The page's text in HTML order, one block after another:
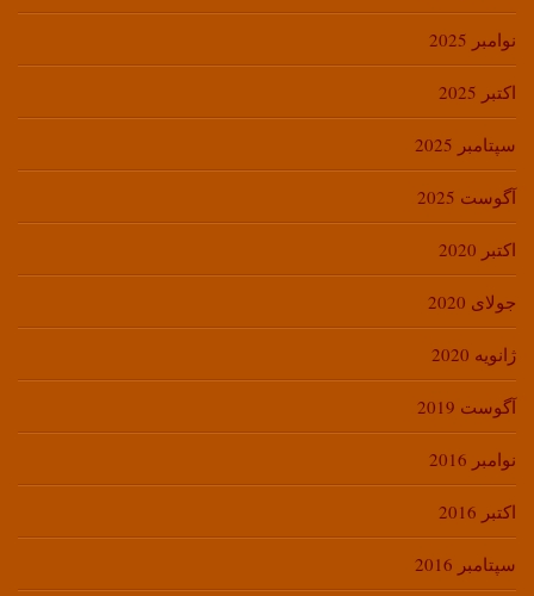
نوامبر 2025
اکتبر 2025
سپتامبر 2025
آگوست 2025
اکتبر 2020
جولای 2020
ژانویه 2020
آگوست 2019
نوامبر 2016
اکتبر 2016
سپتامبر 2016